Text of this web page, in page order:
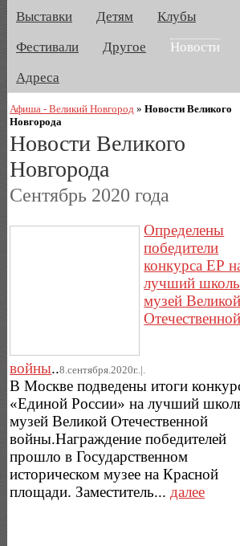
Выставки
Детям
Клубы
Фестивали
Другое
Новости
Адреса
Афиша - Великий Новгород »Новости Великого
Новгорода
Новости Великого
Новгорода
Сентябрь 2020 года
Определены
победители
конкурса ЕР
лучший
музей Великой
Отечественной
войны..8.сентября.2020г..|.
В Москве подведены итоги
«Единой России» на лучший
музей Великой Отечественной
войны.Награждение победителей
прошло в Государственном
историческом музее на Красной
площади. Заместитель... далее